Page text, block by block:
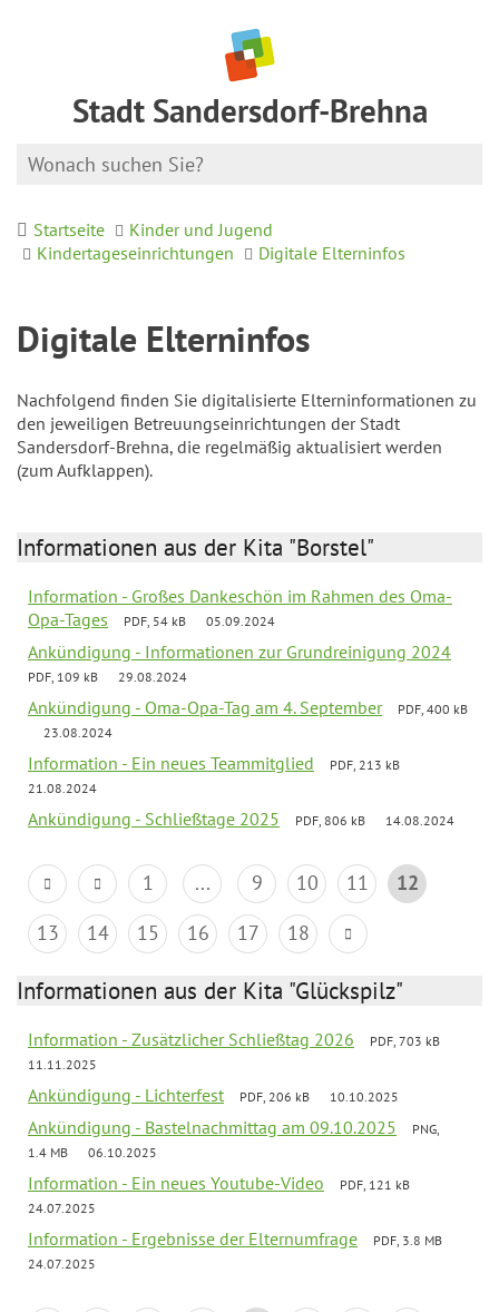
Stadt Sandersdorf-Brehna
Startseite
Kinder und Jugend
Kindertageseinrichtungen
Digitale Elterninfos
Digitale Elterninfos
Nachfolgend finden Sie digitalisierte Elterninformationen zu
den jeweiligen Betreuungseinrichtungen der Stadt
Sandersdorf-Brehna, die regelmäßig aktualisiert werden
(zum Aufklappen).
Informationen aus der Kita "Borstel"
Information - Großes Dankeschön im Rahmen des Oma-
Opa-Tages
PDF, 54 kB 05.09.2024
Ankündigung - Informationen zur Grundreinigung 2024
PDF, 109 kB 29.08.2024
Ankündigung - Oma-Opa-Tag am 4. September
PDF, 400 kB
23.08.2024
Information - Ein neues Teammitglied
PDF, 213 kB
21.08.2024
Ankündigung - Schließtage 2025 PDF, 806 kB 14.08.2024
1 ... 9 10 11
12
13
14 15 16 17 18
Informationen aus der Kita "Glückspilz"
Information - Zusätzlicher Schließtag 2026
PDF, 703 kB
11.11.2025
Ankündigung - Lichterfest PDF, 206 kB 10.10.2025
Ankündigung - Bastelnachmittag am 09.10.2025
PNG,
1.4 MB
06.10.2025
Information - Ein neues Youtube-Video
PDF, 121 kB
24.07.2025
Information - Ergebnisse der Elternumfrage
PDF, 3.8 MB
24.07.2025